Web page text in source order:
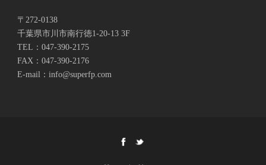
〒272-0138
千葉県市川市南行徳1-20-13 3F
TEL：047-390-2175
FAX：047-390-2176
E-mail：info@superfp.com